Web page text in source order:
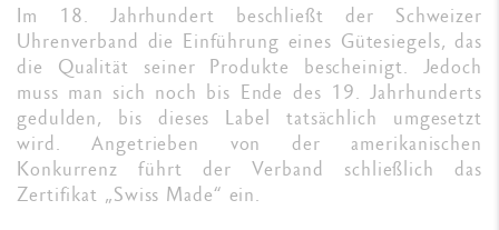
Im 18. Jahrhundert beschließt der Schweizer
Uhrenverband die Einführung eines Gütesiegels, das
die Qualität seiner Produkte bescheinigt. Jedoch
muss man sich noch bis Ende des 19. Jahrhunderts
gedulden, bis dieses Label tatsächlich umgesetzt
wird. Angetrieben von der amerikanischen
Konkurrenz führt der Verband schließlich das
Zertifikat „Swiss Made“ ein.